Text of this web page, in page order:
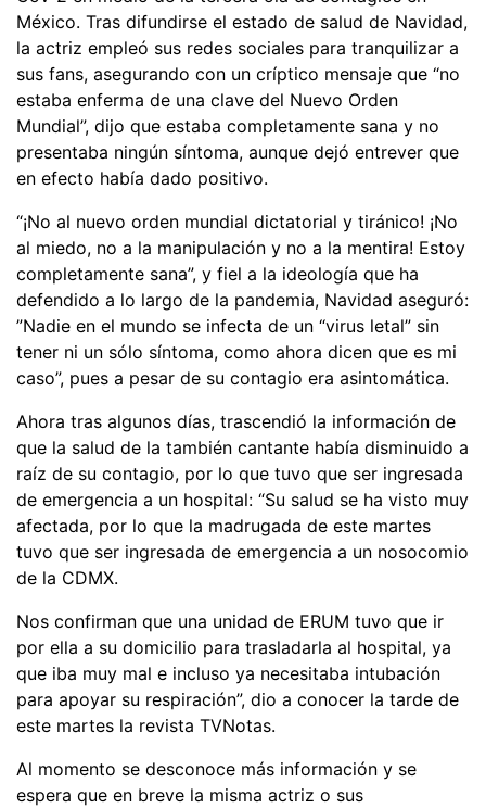
México. Tras difundirse el estado de salud de Navidad,
la actriz empleó sus redes sociales para tranquilizar a
sus fans, asegurando con un críptico mensaje que “no
estaba enferma de una clave del Nuevo Orden
Mundial”, dijo que estaba completamente sana y no
presentaba ningún síntoma, aunque dejó entrever que
en efecto había dado positivo.
“¡No al nuevo orden mundial dictatorial y tiránico! ¡No
al miedo, no a la manipulación y no a la mentira! Estoy
completamente sana”, y fiel a la ideología que ha
defendido a lo largo de la pandemia, Navidad aseguró:
”Nadie en el mundo se infecta de un “virus letal” sin
tener ni un sólo síntoma, como ahora dicen que es mi
caso”, pues a pesar de su contagio era asintomática.
Ahora tras algunos días, trascendió la información de
que la salud de la también cantante había disminuido a
raíz de su contagio, por lo que tuvo que ser ingresada
de emergencia a un hospital: “Su salud se ha visto muy
afectada, por lo que la madrugada de este martes
tuvo que ser ingresada de emergencia a un nosocomio
de la CDMX.
Nos confirman que una unidad de ERUM tuvo que ir
por ella a su domicilio para trasladarla al hospital, ya
que iba muy mal e incluso ya necesitaba intubación
para apoyar su respiración”, dio a conocer la tarde de
este martes la revista TVNotas.
Al momento se desconoce más información y se
espera que en breve la misma actriz o sus